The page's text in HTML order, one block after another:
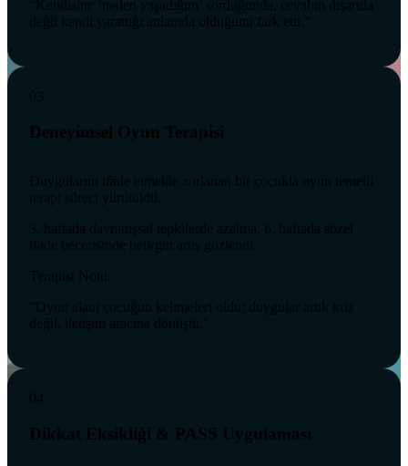
“Kendisine ‘neden yaşadığını’ sorduğunda, cevabın dışarıda
değil kendi yarattığı anlamda olduğunu fark etti.”
03
Deneyimsel Oyun Terapisi
Duygularını ifade etmekte zorlanan bir çocukla oyun temelli
terapi süreci yürütüldü.
3. haftada davranışsal tepkilerde azalma, 6. haftada sözel
ifade becerisinde belirgin artış gözlendi.
Terapist Notu:
“Oyun alanı çocuğun kelimeleri oldu; duygular artık kriz
değil, iletişim aracına dönüştü.”
04
Dikkat Eksikliği & PASS Uygulaması